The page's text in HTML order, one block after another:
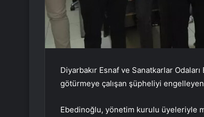
Diyarbakır Esnaf ve Sanatkarlar
götürmeye çalışan şüpheliyi
Ebedinoğlu, yönetim kurulu üyeleriyle